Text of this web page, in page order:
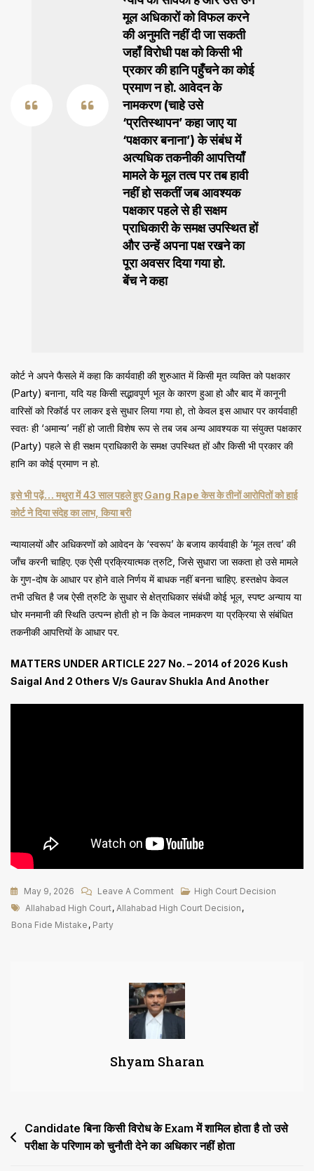
मूल अधिकारों को विफल करने
की अनुमति नहीं दी जा सकती
जहाँ विरोधी पक्ष को किसी भी
प्रकार की हानि पहुँचने का कोई
प्रमाण न हो. आवेदन के
नामकरण (चाहे उसे
‘प्रतिस्थापन’ कहा जाए या
‘पक्षकार बनाना’) के संबंध में
अत्यधिक तकनीकी आपत्तियाँ
मामले के मूल तत्व पर तब हावी
नहीं हो सकतीं जब आवश्यक
पक्षकार पहले से ही सक्षम
प्राधिकारी के समक्ष उपस्थित हों
और उन्हें अपना पक्ष रखने का
पूरा अवसर दिया गया हो.
बेंच ने कहा
कोर्ट ने अपने फैसले में कहा कि कार्यवाही की शुरुआत में किसी मृत व्यक्ति को पक्षकार
(Party) बनाना, यदि यह किसी सद्भावपूर्ण भूल के कारण हुआ हो और बाद में कानूनी
वारिसों को रिकॉर्ड पर लाकर इसे सुधार लिया गया हो, तो केवल इस आधार पर कार्यवाही
स्वतः ही ‘अमान्य’ नहीं हो जाती विशेष रूप से तब जब अन्य आवश्यक या संयुक्त पक्षकार
(Party) पहले से ही सक्षम प्राधिकारी के समक्ष उपस्थित हों और किसी भी प्रकार की
हानि का कोई प्रमाण न हो.
इसे भी पढ़ें… मथुरा में 43 साल पहले हुए Gang Rape केस के तीनों आरोपितों को हाई
कोर्ट ने दिया संदेह का लाभ, किया बरी
न्यायालयों और अधिकरणों को आवेदन के ‘स्वरूप’ के बजाय कार्यवाही के ‘मूल तत्व’ की
जाँच करनी चाहिए. एक ऐसी प्रक्रियात्मक त्रुटि, जिसे सुधारा जा सकता हो उसे मामले
के गुण-दोष के आधार पर होने वाले निर्णय में बाधक नहीं बनना चाहिए. हस्तक्षेप केवल
तभी उचित है जब ऐसी त्रुटि के सुधार से क्षेत्राधिकार संबंधी कोई भूल, स्पष्ट अन्याय या
घोर मनमानी की स्थिति उत्पन्न होती हो न कि केवल नामकरण या प्रक्रिया से संबंधित
तकनीकी आपत्तियों के आधार पर.
MATTERS UNDER ARTICLE 227 No. – 2014 of 2026 Kush
Saigal And 2 Others V/s Gaurav Shukla And Another
May 9, 2026 Leave A CommentOn
‘मृत
सद्भावपूर्ण
भूल
कारण
हुआ
इसे
सुधार
High Court Decision
Tags
Allahabad High Court, Allahabad High Court Decision ,
Bona Fide Mistake , Party
Shyam Sharan
Post
navigation
Candidate बिना किसी विरोध के Exam में शामिल होता है तो उसे
परीक्षा के परिणाम को चुनौती देने का अधिकार नहीं होता